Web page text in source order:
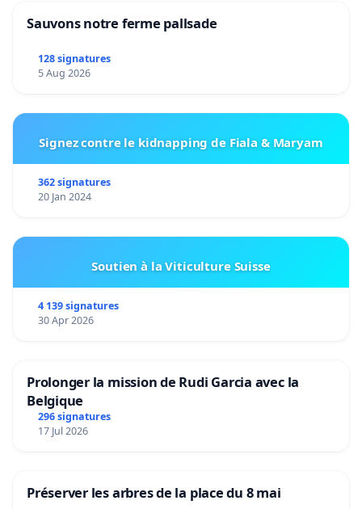
Sauvons notre ferme pallsade
128 signatures
5 Aug 2026
Signez contre le kidnapping de Fiala & Maryam
362 signatures
20 Jan 2024
Soutien à la Viticulture Suisse
4 139 signatures
30 Apr 2026
Prolonger la mission de Rudi Garcia avec la
Belgique
296 signatures
17 Jul 2026
Préserver les arbres de la place du 8 mai